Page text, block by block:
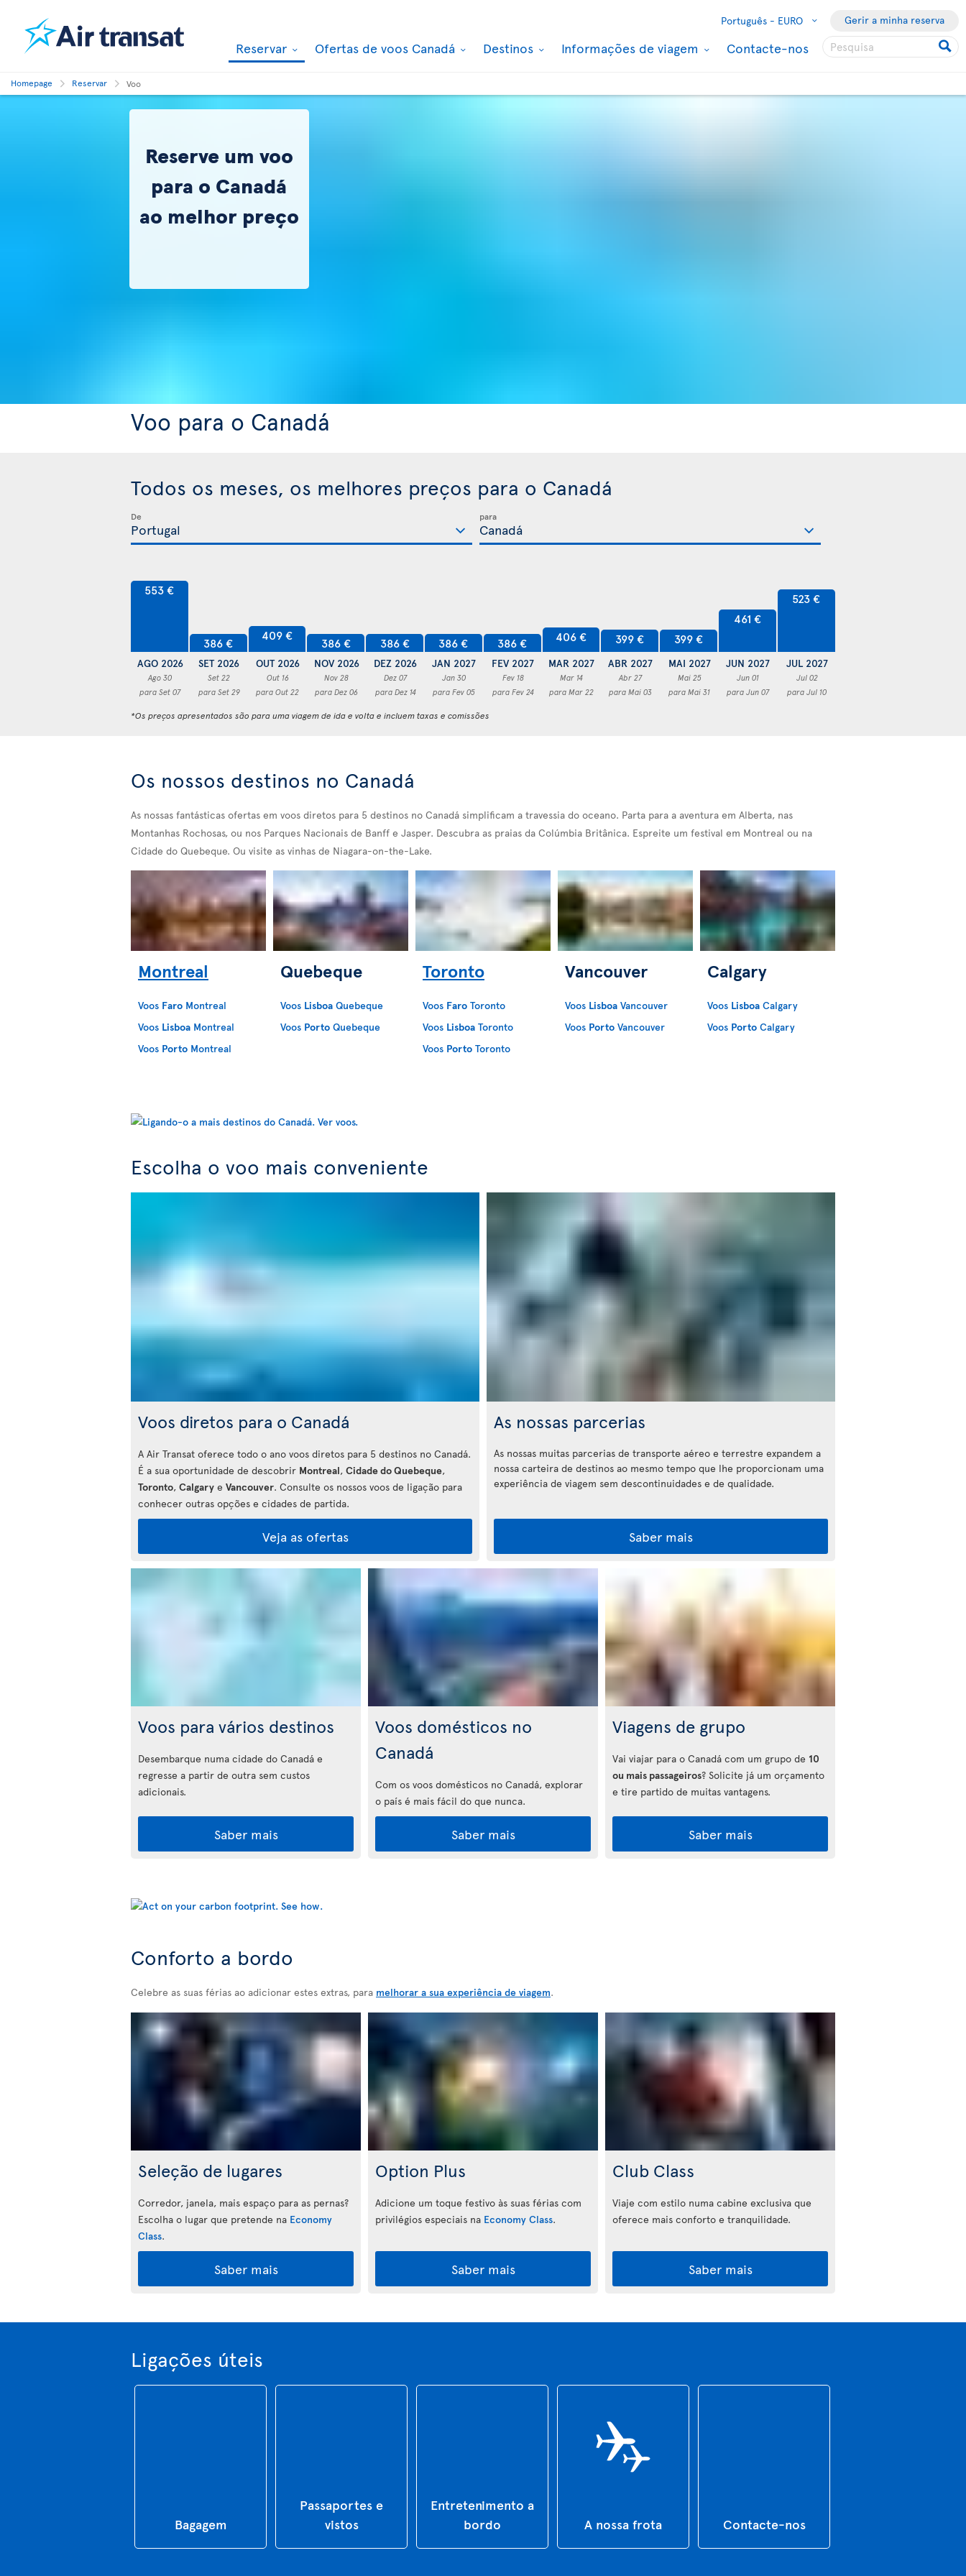
Português - EURO Gerir a minha reserva
Reservar Ofertas de voos Canadá Destinos Informações de viagem Contacte-nos
Homepage Reservar Voo
Reserve um voo
para o Canadá
ao melhor preço
Voo para o Canadá
Todos os meses, os melhores preços para o Canadá
De para
553 €
AGO 2026
Ago 30
para Set 07
386 €
SET 2026
Set 22
para Set 29
409 €
OUT 2026
Out 16
para Out 22
386 €
NOV 2026
Nov 28
para Dez 06
386 €
DEZ 2026
Dez 07
para Dez 14
386 €
JAN 2027
Jan 30
para Fev 05
386 €
FEV 2027
Fev 18
para Fev 24
406 €
MAR 2027
Mar 14
para Mar 22
399 €
ABR 2027
Abr 27
para Mai 03
399 €
MAI 2027
Mai 25
para Mai 31
461 €
JUN 2027
Jun 01
para Jun 07
523 €
JUL 2027
Jul 02
para Jul 10
*Os preços apresentados são para uma viagem de ida e volta e incluem taxas e comissões
Os nossos destinos no Canadá
As nossas fantásticas ofertas em voos diretos para 5 destinos no Canadá simplificam a travessia do oceano. Parta para a aventura em Alberta, nas
Montanhas Rochosas, ou nos Parques Nacionais de Banff e Jasper. Descubra as praias da Colúmbia Britânica. Espreite um festival em Montreal ou na
Cidade do Quebeque. Ou visite as vinhas de Niagara-on-the-Lake.
Montreal
Voos Faro Montreal
Voos Lisboa Montreal
Voos Porto Montreal
Quebeque
Voos Lisboa Quebeque
Voos Porto Quebeque
Toronto
Voos Faro Toronto
Voos Lisboa Toronto
Voos Porto Toronto
Vancouver
Voos Lisboa Vancouver
Voos Porto Vancouver
Calgary
Voos Lisboa Calgary
Voos Porto Calgary
Escolha o voo mais conveniente
Voos diretos para o Canadá
A Air Transat oferece todo o ano voos diretos para 5 destinos no Canadá.
É a sua oportunidade de descobrir Montreal, Cidade do Quebeque,
Toronto, Calgary e Vancouver. Consulte os nossos voos de ligação para
conhecer outras opções e cidades de partida.
Veja as ofertas
As nossas parcerias
As nossas muitas parcerias de transporte aéreo e terrestre expandem a
nossa carteira de destinos ao mesmo tempo que lhe proporcionam uma
experiência de viagem sem descontinuidades e de qualidade.
Saber mais
Voos para vários destinos
Desembarque numa cidade do Canadá e
regresse a partir de outra sem custos
adicionais.
Saber mais
Voos domésticos no
Canadá
Com os voos domésticos no Canadá, explorar
o país é mais fácil do que nunca.
Saber mais
Viagens de grupo
Vai viajar para o Canadá com um grupo de 10
ou mais passageiros? Solicite já um orçamento
e tire partido de muitas vantagens.
Saber mais
Conforto a bordo
Celebre as suas férias ao adicionar estes extras, para melhorar a sua experiência de viagem.
Seleção de lugares
Corredor, janela, mais espaço para as pernas?
Escolha o lugar que pretende na Economy
Class.
Saber mais
Option Plus
Adicione um toque festivo às suas férias com
privilégios especiais na Economy Class.
Saber mais
Club Class
Viaje com estilo numa cabine exclusiva que
oferece mais conforto e tranquilidade.
Saber mais
Ligações úteis
Bagagem
Passaportes e
vistos
Entretenimento a
bordo
A nossa frota Contacte-nos